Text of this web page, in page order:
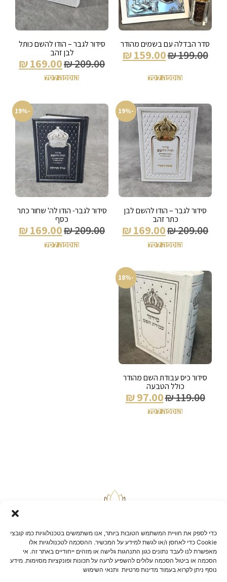
כדי לספק את חוויית המשתמש הטובות ביותר, אנו משתמשים בטכנולוגיות כמו קובצי
Cookie כדי לאחסן ו/או לגשת למידע על המכשיר. ההסכמה לטכנולוגיות אלו
מאפשרת לנו לעבד נתונים כגון התנהגות גלישה או מזהים ייחודיים באתר זה. אי
הסכמה או ביטול הסכמה עלולים להשפיע לרעה על תכונות ופונקציות מסוימות. מידע
נוסף ניתן לקרוא בעמוד מדינות פרטיות ותנאי השימוש
סדר הבדלה עם בשמים מהודר
₪199.00
₪159.00
הוספה לסל
סידור לגבר – הודו להשם כותל
לבן זהב
₪209.00
₪169.00
הוספה לסל
-19%
סידור לגבר – הודו להשם לבן
כתר זהב
₪209.00
₪169.00
הוספה לסל
-19%
סידור לגבר- הודו לה' שחור כתר
כסף
₪209.00
₪169.00
הוספה לסל
-18%
סידור כיס עבודת השם מהודר
כולל הטבעה
₪119.00
₪97.00
הוספה לסל
בלוג